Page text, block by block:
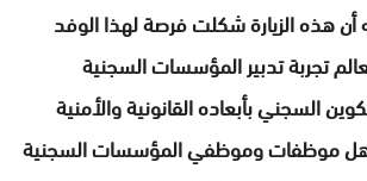
هذه الزيارة شكلت فرصة لهذا الوفد
تجربة تدبير المؤسسات السجنية
السجني بأبعاده القانونية والأمنية
موظفات وموظفي المؤسسات السجنية